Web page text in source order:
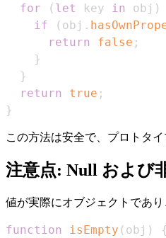
for
( let key in obj )
if
( obj .
return
false ;
}
}
return
true ;
}
この方法は安全で、プロトタ
注意点: Null および
値が実際にオブジェクトであ
function isEmpty ( obj )
{